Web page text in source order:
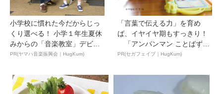
小学校に慣れた今だからじっ
くり選べる！ 小学１年生夏休
みからの「音楽教室」デビ
ュ...
PR(ヤマハ音楽振興会｜HugKum)
「言葉で伝える力」を育め
ば、イヤイヤ期もすっきり！
「アンパンマン ことばずか
ん...
PR(セガフェイブ｜HugKum)